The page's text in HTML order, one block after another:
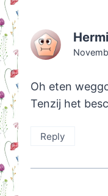
Oh eten
Tenzij het
Reply